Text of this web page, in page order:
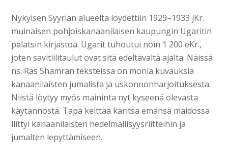
Nykyisen Syyrian alueelta löydettiin 1929–1933 jKr.
muinaisen pohjoiskanaanilaisen kaupungin Ugaritin
palatsin kirjastoa. Ugarit tuhoutui noin 1 200 eKr.,
joten savitiilitaulut ovat sitä edeltävältä ajalta. Näissä
ns. Ras Shamran teksteissä on monia kuvauksia
kanaanilaisten jumalista ja uskonnonharjoituksesta.
Niistä löytyy myös maininta nyt kyseenä olevasta
käytännöstä. Tapa keittää karitsa emänsä maidossa
liittyi kanaanilaisten hedelmällisyysriitteihin ja
jumalten lepyttämiseen.